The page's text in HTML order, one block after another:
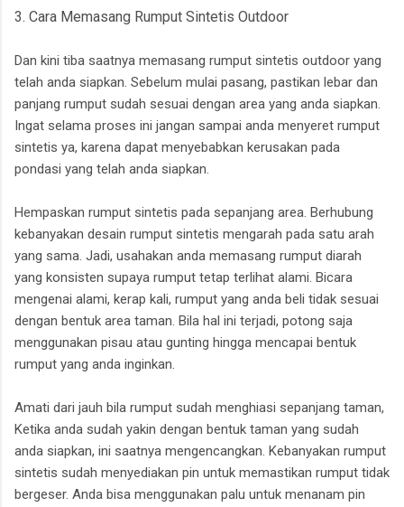
3. Cara Memasang Rumput Sintetis Outdoor
Dan kini tiba saatnya memasang rumput sintetis outdoor yang
telah anda siapkan. Sebelum mulai pasang, pastikan lebar dan
panjang rumput sudah sesuai dengan area yang anda siapkan.
Ingat selama proses ini jangan sampai anda menyeret rumput
sintetis ya, karena dapat menyebabkan kerusakan pada
pondasi yang telah anda siapkan.
Hempaskan rumput sintetis pada sepanjang area. Berhubung
kebanyakan desain rumput sintetis mengarah pada satu arah
yang sama. Jadi, usahakan anda memasang rumput diarah
yang konsisten supaya rumput tetap terlihat alami. Bicara
mengenai alami, kerap kali, rumput yang anda beli tidak sesuai
dengan bentuk area taman. Bila hal ini terjadi, potong saja
menggunakan pisau atau gunting hingga mencapai bentuk
rumput yang anda inginkan.
Amati dari jauh bila rumput sudah menghiasi sepanjang taman,
Ketika anda sudah yakin dengan bentuk taman yang sudah
anda siapkan, ini saatnya mengencangkan. Kebanyakan rumput
sintetis sudah menyediakan pin untuk memastikan rumput tidak
bergeser. Anda bisa menggunakan palu untuk menanam pin